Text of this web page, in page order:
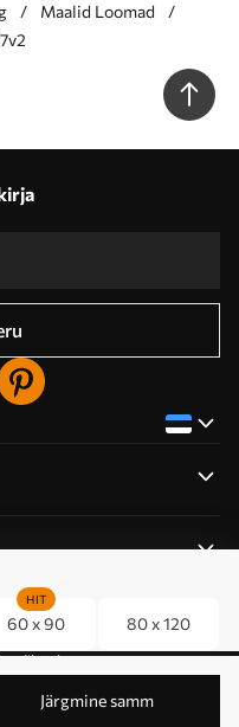
60 x 90
HIT
80 x 120
Järgmine samm
Maalid Loomad
õigusi
õigused kaitstud.
ID: PL9223057591.